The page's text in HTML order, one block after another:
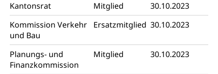
Kantonsrat
Mitglied
30.10.2023
Kommission Verkehr
und Bau
Ersatzmitglied 30.10.2023
Planungs- und
Finanzkommission
Mitglied 30.10.2023
Sorge
Adoption
Aufenthaltsbewilligungen
Niederlassungsbewilligung, Aufenthalt,
Niederlassung, Wohnsitz